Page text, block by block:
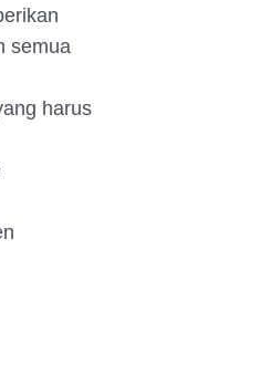
semua
harus